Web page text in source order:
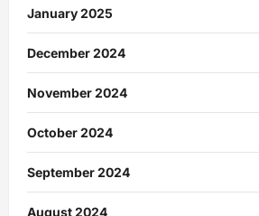
January 2025
December 2024
November 2024
October 2024
September 2024
August 2024